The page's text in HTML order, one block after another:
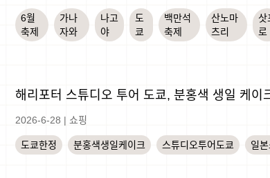
6월
축제
가나
자와
나고
야
도
쿄
백만석
축제
산노마
츠리
삿
로
해리포터 스튜디오 투어 도쿄, 분홍색 생일 케이
2026-6-28 | 쇼핑
도쿄한정 분홍색생일케이크 스튜디오투어도쿄 일